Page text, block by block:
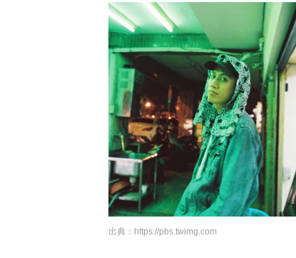
出典： https://pbs.twimg.com